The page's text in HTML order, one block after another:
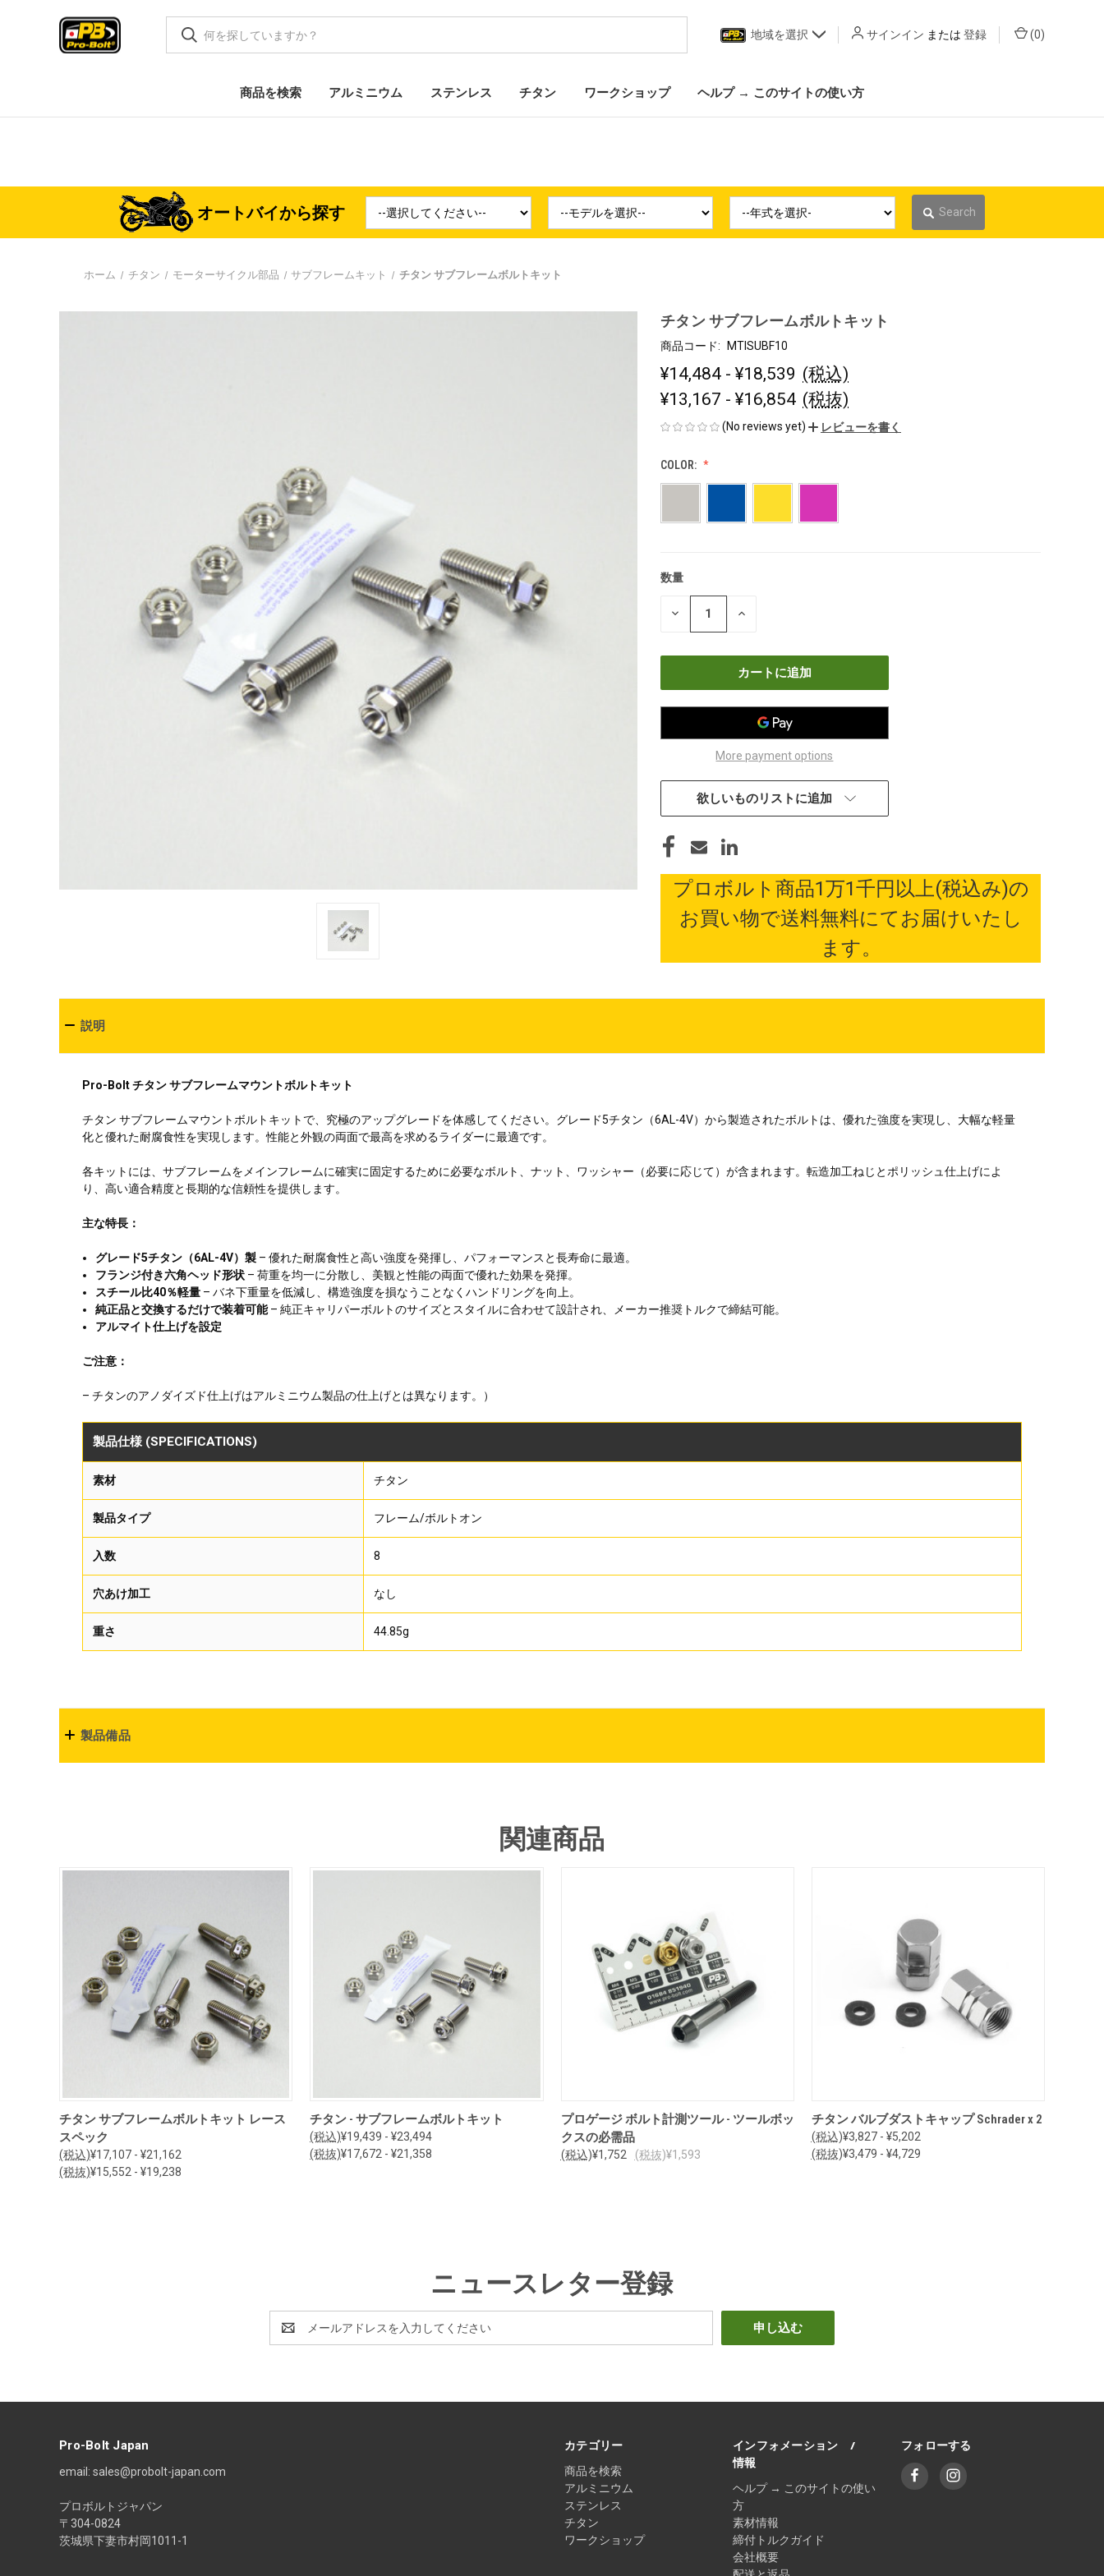
地域を選択 サインイン または 登録 (0)
商品を検索 アルミニウム ステンレス チタン ワークショップ ヘルプ → このサイトの使い方
オートバイから探す Search
ホーム チタン モーターサイクル部品 サブフレームキット チタン サブフレームボルトキット
チタン サブフレームボルトキット
商品コード: MTISUBF10
¥14,484 - ¥18,539 (税込)
¥13,167 - ¥16,854 (税抜)
(No reviews yet) レビューを書く
COLOR:
現
数量
数
ら
数
や
す
More payment options
欲しいものリストに追加
プロボルト商品1万1千円以上(税込み)の
お買い物で送料無料にてお届けいたし
ます。
説明
Pro-Bolt チタン サブフレームマウントボルトキット
チタン サブフレームマウントボルトキットで、究極のアップグレードを体感してください。グレード5チタン（6AL-4V）から製造されたボルトは、優れた強度を実現し、大幅な軽量
化と優れた耐腐食性を実現します。性能と外観の両面で最高を求めるライダーに最適です。
各キットには、サブフレームをメインフレームに確実に固定するために必要なボルト、ナット、ワッシャー（必要に応じて）が含まれます。転造加工ねじとポリッシュ仕上げによ
り、高い適合精度と長期的な信頼性を提供します。
主な特長：
グレード5チタン（6AL-4V）製 – 優れた耐腐食性と高い強度を発揮し、パフォーマンスと長寿命に最適。
フランジ付き六角ヘッド形状 – 荷重を均一に分散し、美観と性能の両面で優れた効果を発揮。
スチール比40％軽量 – バネ下重量を低減し、構造強度を損なうことなくハンドリングを向上。
純正品と交換するだけで装着可能– 純正キャリパーボルトのサイズとスタイルに合わせて設計され、メーカー推奨トルクで締結可能。
アルマイト仕上げを設定
ご注意：
– チタンのアノダイズド仕上げはアルミニウム製品の仕上げとは異なります。）
製品仕様 (SPECIFICATIONS)
素材 チタン
製品タイプ フレーム/ボルトオン
入数 8
穴あけ加工 なし
重さ 44.85g
製品備品
関連商品
オプションを見る
チタン サブフレームボルトキット レース
スペック
¥17,107 - ¥21,162
(税込)
¥15,552 - ¥19,238
(税抜)
オプションを見る
チタン - サブフレームボルトキット
¥19,439 - ¥23,494
(税込)
¥17,672 - ¥21,358
(税抜)
カートに追加
プロゲージ ボルト計測ツール - ツールボッ
クスの必需品
¥1,752
(税込) ¥1,593
(税抜)
オプションを見る
チタン バルブダストキャップ Schrader x 2
¥3,827 - ¥5,202
(税込)
¥3,479 - ¥4,729
(税抜)
ニュースレター登録
ド
カテゴリー
商品を検索
アルミニウム
ステンレス
チタン
ワークショップ
インフォメーション /
情報
ヘルプ → このサイトの使い
方
素材情報
締付トルクガイド
会社概要
フォローする
Pro-Bolt Japan
email: sales@probolt-japan.com
プロボルトジャパン
〒304-0824
茨城県下妻市村岡1011-1